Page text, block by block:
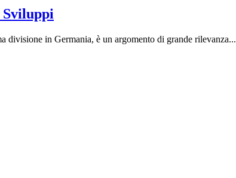
Sviluppi
in Germania, è un argomento di grande rilevanza...